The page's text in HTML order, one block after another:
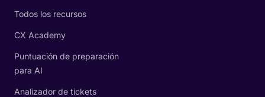
Todos los recursos
CX Academy
Puntuación de preparación
para AI
Analizador de tickets